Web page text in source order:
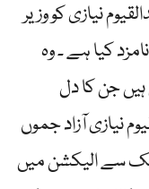
نیازی کو وزیر
کیا ہے ۔ وہ
جن کا دل
نیازی آزاد جموں
اے 18 پونچھ ایک سے الیکشن میں